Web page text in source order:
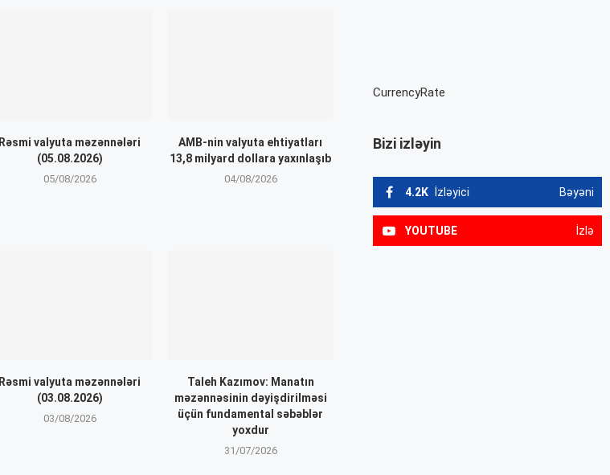
Rəsmi valyuta məzənnələri
(05.08.2026)
05/08/2026
AMB-nin valyuta ehtiyatları
13,8 milyard dollara yaxınlaşıb
04/08/2026
Rəsmi valyuta məzənnələri
(03.08.2026)
03/08/2026
Taleh Kazımov: Manatın
məzənnəsinin dəyişdirilməsi
üçün fundamental səbəblər
yoxdur
31/07/2026
CurrencyRate
Bizi izləyin
4.2K İzləyici Bəyəni
YOUTUBE İzlə